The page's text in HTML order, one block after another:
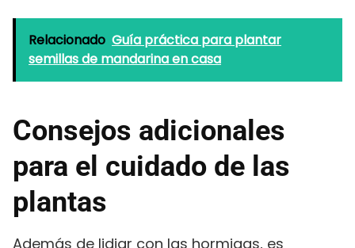
Relacionado Guía práctica para plantar
semillas de mandarina en casa
Consejos adicionales
para el cuidado de las
plantas
Además de lidiar con las hormigas, es